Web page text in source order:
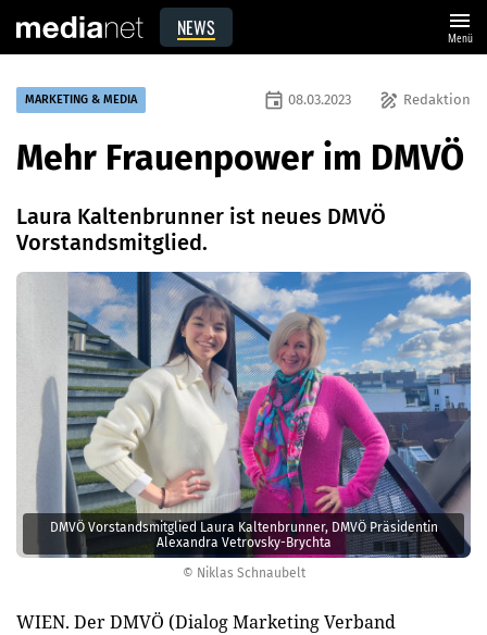
NEWS menu
Menü
© Niklas Schnaubelt
DMVÖ Vorstandsmitglied Laura Kaltenbrunner, DMVÖ Präsidentin
Alexandra Vetrovsky-Brychta
MARKETING & MEDIA draw Redaktion
event 08.03.2023
Mehr Frauenpower im DMVÖ
Laura Kaltenbrunner ist neues DMVÖ
Vorstandsmitglied.
WIEN. Der DMVÖ (Dialog Marketing Verband